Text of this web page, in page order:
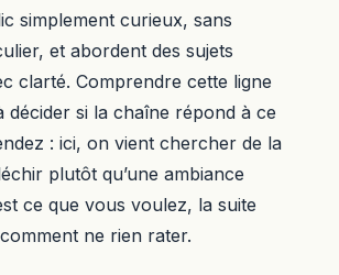
simplement curieux, sans
et abordent des sujets
clarté. Comprendre cette ligne
décider si la chaîne répond à ce
: ici, on vient chercher de la
plutôt qu’une ambiance
ce que vous voulez, la suite
ne rien rater.